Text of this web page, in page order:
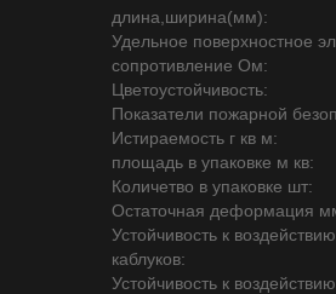
длина,ширина(мм):
Удельное поверхностное
сопротивление Ом:
Цветоустойчивость:
Показатели пожарной
Истираемость г кв м:
площадь в упаковке м кв:
Количетво в упаковке шт:
Остаточная деформация
Устойчивость к
каблуков:
Устойчивость к